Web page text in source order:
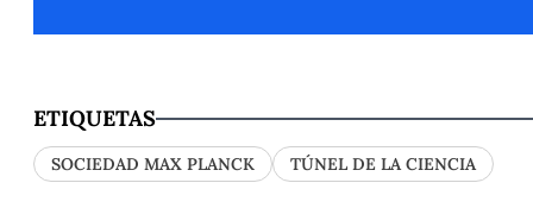
ETIQUETAS
SOCIEDAD MAX PLANCK TÚNEL DE LA CIENCIA